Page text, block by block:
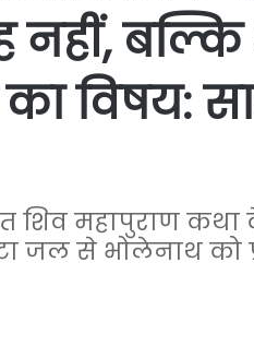
नहीं,
विषय:
महापुराण कथा
जल से भोलेनाथ